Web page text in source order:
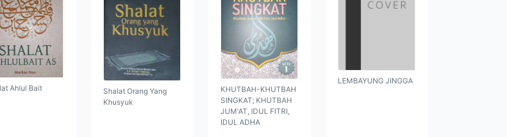
Ahlul Bait
Shalat Orang Yang
Khusyuk
KHUTBAH-KHUTBAH
SINGKAT; KHUTBAH
JUM'AT, IDUL FITRI,
IDUL ADHA
LEMBAYUNG JINGGA